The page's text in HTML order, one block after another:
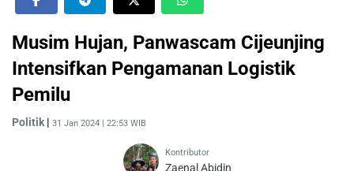
Musim Hujan, Panwascam Cijeunjing
Intensifkan Pengamanan Logistik
Pemilu
Politik | 31 Jan 2024 | 22:53 WIB
Kontributor
Zaenal Abidin